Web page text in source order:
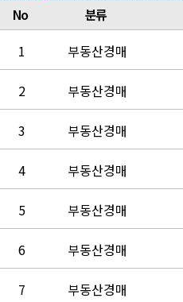
No
분류
1
부동산경매
2 부동산경매
3 부동산경매
4 부동산경매
5 부동산경매
6 부동산경매
7 부동산경매